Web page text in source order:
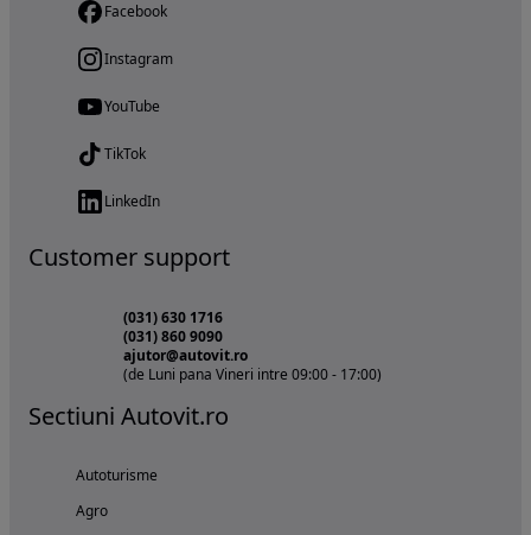
Facebook
Instagram
YouTube
TikTok
LinkedIn
Customer support
(031) 630 1716
(031) 860 9090
ajutor@autovit.ro
(de Luni pana Vineri intre 09:00 - 17:00)
Sectiuni Autovit.ro
Autoturisme
Agro